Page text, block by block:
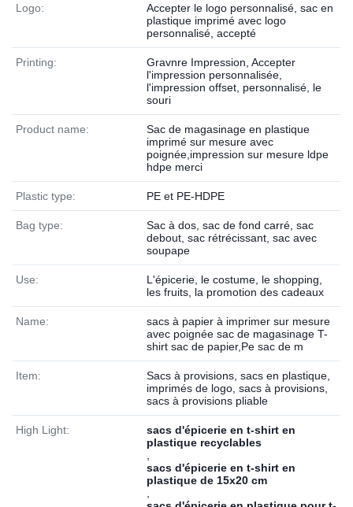
Logo:
Accepter le logo personnalisé, sac en
plastique imprimé avec logo
personnalisé, accepté
Printing:
Gravnre Impression, Accepter
l'impression personnalisée,
l'impression offset, personnalisé, le
souri
Product name:
Sac de magasinage en plastique
imprimé sur mesure avec
poignée,impression sur mesure ldpe
hdpe merci
Plastic type: PE et PE-HDPE
Bag type:
Sac à dos, sac de fond carré, sac
debout, sac rétrécissant, sac avec
soupape
Use:
L'épicerie, le costume, le shopping,
les fruits, la promotion des cadeaux
Name:
sacs à papier à imprimer sur mesure
avec poignée sac de magasinage T-
shirt sac de papier,Pe sac de m
Item:
Sacs à provisions, sacs en plastique,
imprimés de logo, sacs à provisions,
sacs à provisions pliable
High Light:
sacs d'épicerie en t-shirt en
plastique recyclables
sacs d'épicerie en t-shirt en
plastique de 15x20 cm